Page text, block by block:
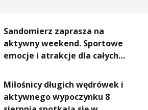
Sandomierz zaprasza na
aktywny weekend. Sportowe
emocje i atrakcje dla całych
Miłośnicy długich wędrówek i
aktywnego wypoczynku 8